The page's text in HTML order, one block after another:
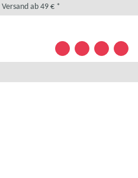
ab 49 € *
Versand
63 32 09
in Germany